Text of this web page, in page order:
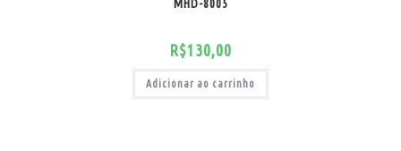
MHD-8005
R$130,00
Adicionar ao carrinho